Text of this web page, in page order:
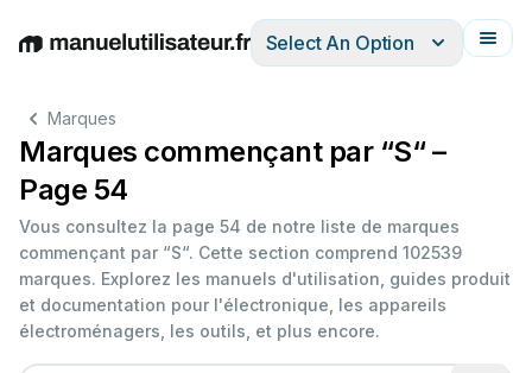
EnglishDeutschEspañolItalianoFrançais
Select An Option
Marques
Marques commençant par “S“ –
Page 54
Vous consultez la page 54 de notre liste de marques
commençant par “S“. Cette section comprend 102539
marques. Explorez les manuels d'utilisation, guides produit
et documentation pour l'électronique, les appareils
électroménagers, les outils, et plus encore.